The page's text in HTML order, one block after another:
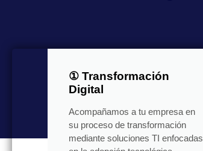
① Transformación
Digital
Acompañamos a tu empresa en
su proceso de transformación
mediante soluciones TI enfocadas